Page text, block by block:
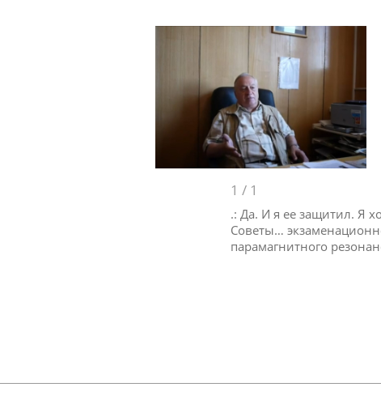
1 / 1
.: Да. И я ее защитил. Я
Советы…
парамагнитного